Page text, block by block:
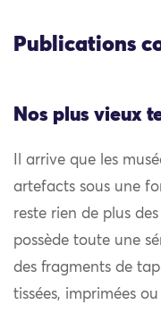
Publications
Nos plus vieux
Il arrive que les
artefacts sous une
reste rien de plus
possède toute une
des fragments de
tissées, imprimées